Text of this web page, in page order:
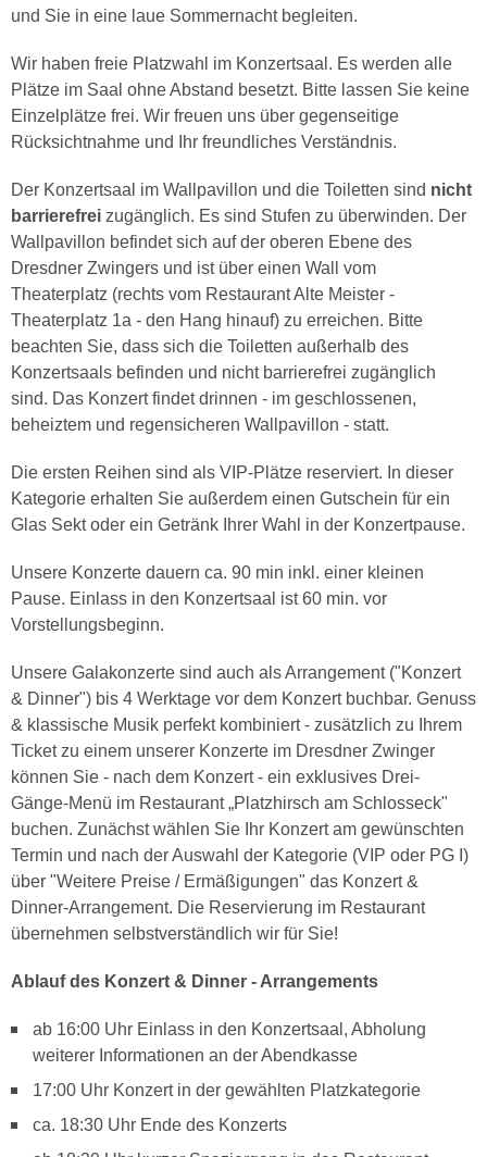
und Sie in eine laue Sommernacht begleiten.
Wir haben freie Platzwahl im Konzertsaal. Es werden alle
Plätze im Saal ohne Abstand besetzt. Bitte lassen Sie keine
Einzelplätze frei. Wir freuen uns über gegenseitige
Rücksichtnahme und Ihr freundliches Verständnis.
Der Konzertsaal im Wallpavillon und die Toiletten sind nicht
barrierefrei zugänglich. Es sind Stufen zu überwinden. Der
Wallpavillon befindet sich auf der oberen Ebene des
Dresdner Zwingers und ist über einen Wall vom
Theaterplatz (rechts vom Restaurant Alte Meister -
Theaterplatz 1a - den Hang hinauf) zu erreichen. Bitte
beachten Sie, dass sich die Toiletten außerhalb des
Konzertsaals befinden und nicht barrierefrei zugänglich
sind. Das Konzert findet drinnen - im geschlossenen,
beheiztem und regensicheren Wallpavillon - statt.
Die ersten Reihen sind als VIP-Plätze reserviert. In dieser
Kategorie erhalten Sie außerdem einen Gutschein für ein
Glas Sekt oder ein Getränk Ihrer Wahl in der Konzertpause.
Unsere Konzerte dauern ca. 90 min inkl. einer kleinen
Pause. Einlass in den Konzertsaal ist 60 min. vor
Vorstellungsbeginn.
Unsere Galakonzerte sind auch als Arrangement ("Konzert
& Dinner") bis 4 Werktage vor dem Konzert buchbar. Genuss
& klassische Musik perfekt kombiniert - zusätzlich zu Ihrem
Ticket zu einem unserer Konzerte im Dresdner Zwinger
können Sie - nach dem Konzert - ein exklusives Drei-
Gänge-Menü im Restaurant „Platzhirsch am Schlosseck"
buchen. Zunächst wählen Sie Ihr Konzert am gewünschten
Termin und nach der Auswahl der Kategorie (VIP oder PG I)
über "Weitere Preise / Ermäßigungen" das Konzert &
Dinner-Arrangement. Die Reservierung im Restaurant
übernehmen selbstverständlich wir für Sie!
Ablauf des Konzert & Dinner - Arrangements
ab 16:00 Uhr Einlass in den Konzertsaal, Abholung
weiterer Informationen an der Abendkasse
17:00 Uhr Konzert in der gewählten Platzkategorie
ca. 18:30 Uhr Ende des Konzerts